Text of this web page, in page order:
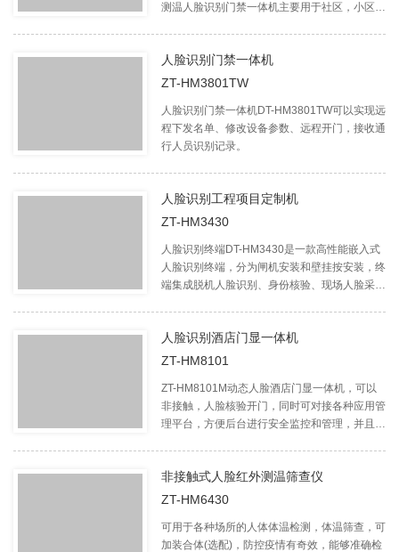
测温人脸识别门禁一体机主要用于社区，小区的
人脸识别门禁一体机
ZT-HM3801TW
人脸识别门禁一体机DT-HM3801TW可以实现远
程下发名单、修改设备参数、远程开门，接收通
行人员识别记录。
人脸识别工程项目定制机
ZT-HM3430
人脸识别终端DT-HM3430是一款高性能嵌入式
人脸识别终端，分为闸机安装和壁挂按安装，终
端集成脱机人脸识别、身份核验、现场人脸采
人脸识别酒店门显一体机
ZT-HM8101
ZT-HM8101M动态人脸酒店门显一体机，可以
非接触，人脸核验开门，同时可对接各种应用管
理平台，方便后台进行安全监控和管理，并且外
非接触式人脸红外测温筛查仪
ZT-HM6430
可用于各种场所的人体体温检测，体温筛查，可
加装合体(选配)，防控疫情有奇效，能够准确检